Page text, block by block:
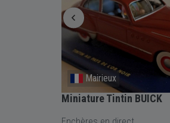
Yevre-La-Ville
Miniature Voiture Bateau